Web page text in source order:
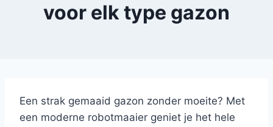
voor elk type gazon
Een strak gemaaid gazon zonder moeite? Met
een moderne robotmaaier geniet je het hele